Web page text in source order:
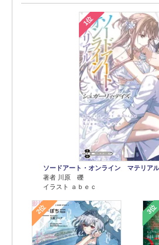
1位
ソードアート・オンライン マテリア
著者 川原 礫
イラスト ａｂｅｃ
2位 3位